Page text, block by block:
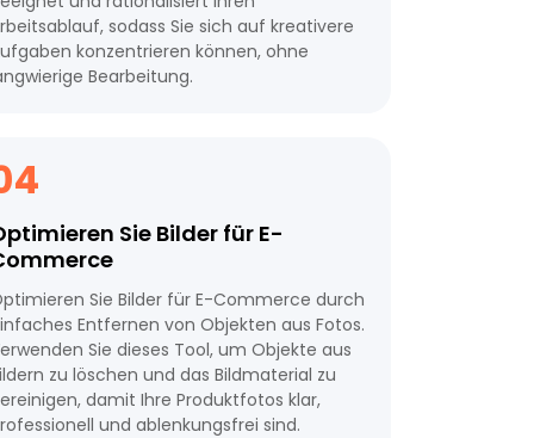
sodass Sie sich auf kreativere
konzentrieren können, ohne
Bearbeitung.
Sie Bilder für E-
Sie Bilder für E-Commerce durch
Entfernen von Objekten aus Fotos.
Sie dieses Tool, um Objekte aus
zu löschen und das Bildmaterial zu
damit Ihre Produktfotos klar,
und ablenkungsfrei sind.